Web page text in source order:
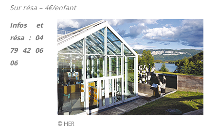
Sur résa – 4€/enfant
© HER
Infos et
résa : 04
79 42 06
06